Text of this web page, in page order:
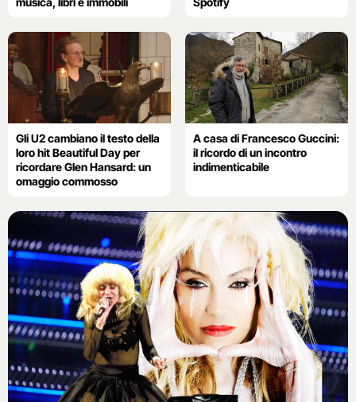
Gli U2 cambiano il testo della
loro hit Beautiful Day per
ricordare Glen Hansard: un
omaggio commosso
A casa di Francesco Guccini:
il ricordo di un incontro
indimenticabile